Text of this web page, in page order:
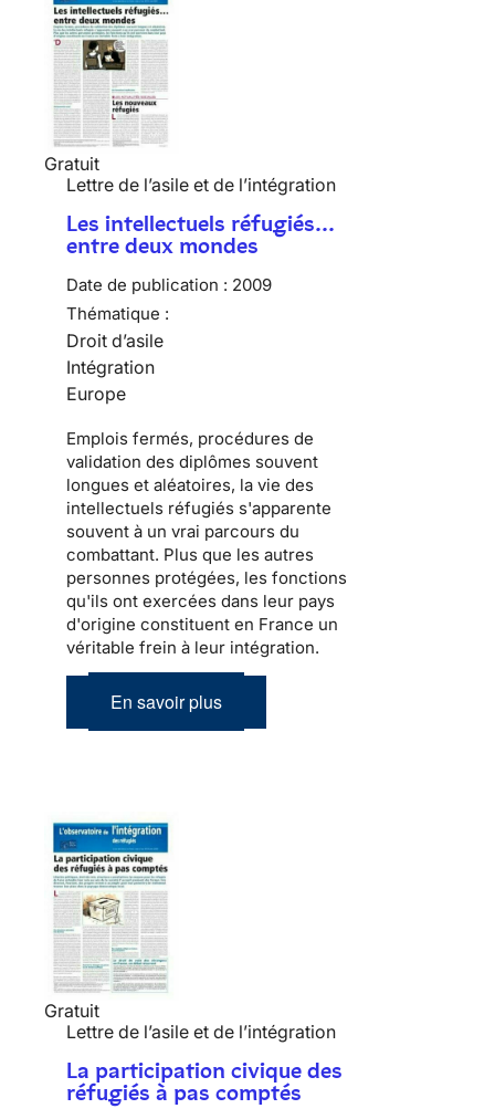
Gratuit
Lettre de l’asile et de l’intégration
Les intellectuels réfugiés…
entre deux mondes
Date de publication : 2009
Thématique :
Droit d’asile
Intégration
Europe
Emplois fermés, procédures de
validation des diplômes souvent
longues et aléatoires, la vie des
intellectuels réfugiés s'apparente
souvent à un vrai parcours du
combattant. Plus que les autres
personnes protégées, les fonctions
qu'ils ont exercées dans leur pays
d'origine constituent en France un
véritable frein à leur intégration.
En savoir plus
Gratuit
Lettre de l’asile et de l’intégration
La participation civique des
réfugiés à pas comptés